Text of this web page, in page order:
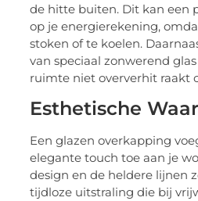
de hitte buiten. Dit kan een
op je energierekening,
stoken of te koelen.
van speciaal zonwerend
ruimte niet oververhit raakt
Esthetische
Een glazen overkapping
elegante touch toe aan je
design en de heldere lijnen
tijdloze uitstraling die bij